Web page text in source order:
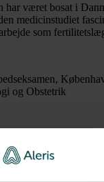
har været bosat i
medicinstudiet
som
og Obstetrik
på Herlev
og Roskilde
og klinisk